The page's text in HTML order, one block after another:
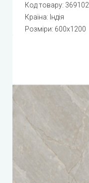
Код товару: 369102
Країна: Індія
Розміри: 600x1200